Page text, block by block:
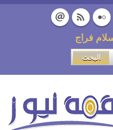
فراج